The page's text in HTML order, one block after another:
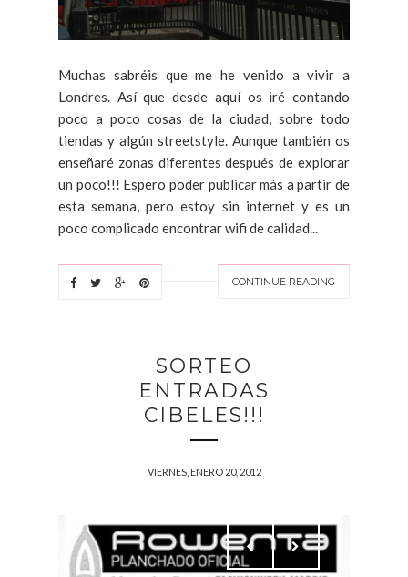
Muchas sabréis que me he venido a vivir a
Londres. Así que desde aquí os iré contando
poco a poco cosas de la ciudad, sobre todo
tiendas y algún streetstyle. Aunque también os
enseñaré zonas diferentes después de explorar
un poco!!! Espero poder publicar más a partir de
esta semana, pero estoy sin internet y es un
poco complicado encontrar wifi de calidad...
CONTINUE READING
SORTEO
ENTRADAS
CIBELES!!!
VIERNES, ENERO 20, 2012